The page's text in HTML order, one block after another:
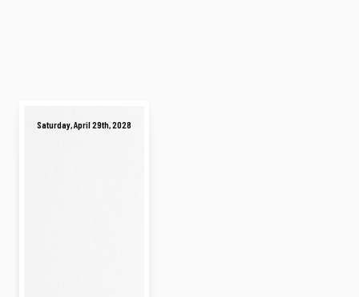
Saturday, April 29th, 2028